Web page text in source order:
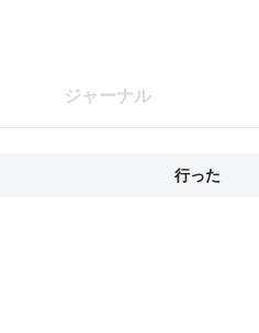
ジャーナル
行った